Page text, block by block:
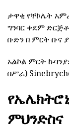
ታዋቂ የቸኮሌት
ግንባር ቀደም
ቡድን በ ምርት ቡና
አልኮል ምርት
በሥራ)
ምህንድስና